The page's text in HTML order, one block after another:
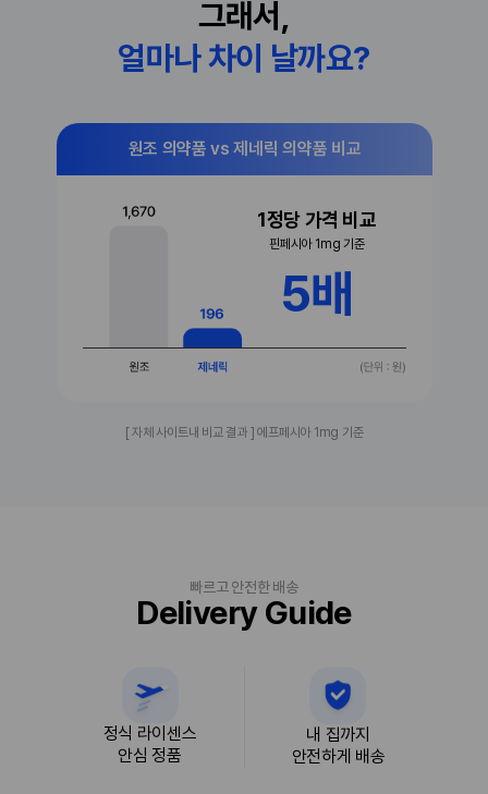
그래서,
얼마나 차이 날까요?
원조 의약품 vs 제네릭 의약품 비교
1정당 가격 비교
핀페시아 1mg 기준
5배
[ 자체 사이트내 비교 결과 ] 에프페시아 1mg 기준
빠르고 안전한 배송
Delivery Guide
정식 라이센스
안심 정품
내 집까지
안전하게 배송